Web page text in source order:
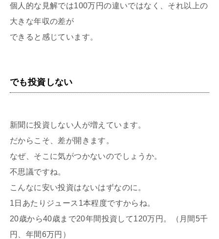
個人的な見解では100万円の違いではなく、それ以上の
大きな年収の差が
できると感じています。
でも投資しない
新聞に投資しない人が増えています。
だからこそ、差が開きます。
なぜ、そこに気がつかないのでしょうか。
不思議ですね。
こんなに安い投資はないはずなのに。
1日あたりジュース1本程度ですからね。
20歳から40歳まで20年間投資して120万円。（月間5千
円、年間6万円）